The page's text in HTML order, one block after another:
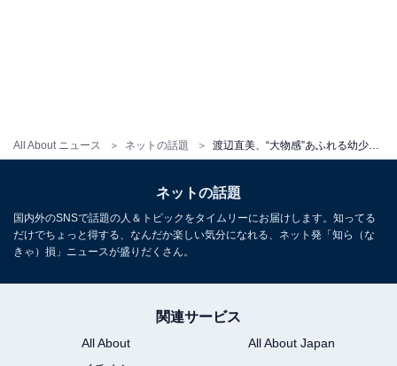
All About ニュース ネットの話題
ネットの話題
国内外のSNSで話題の人＆トピックをタイムリーにお届けします。知ってる
だけでちょっと得する、なんだか楽しい気分になれる、ネット発「知ら（な
きゃ）損」ニュースが盛りだくさん。
関連サービス
All About
All About Japan